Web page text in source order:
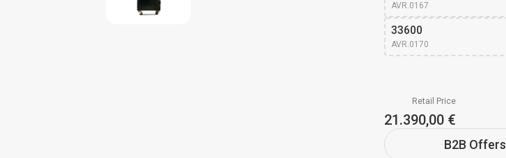
AVR.0167
33600
AVR.0170
Retail Price
21.390,00 €
B2B Offers